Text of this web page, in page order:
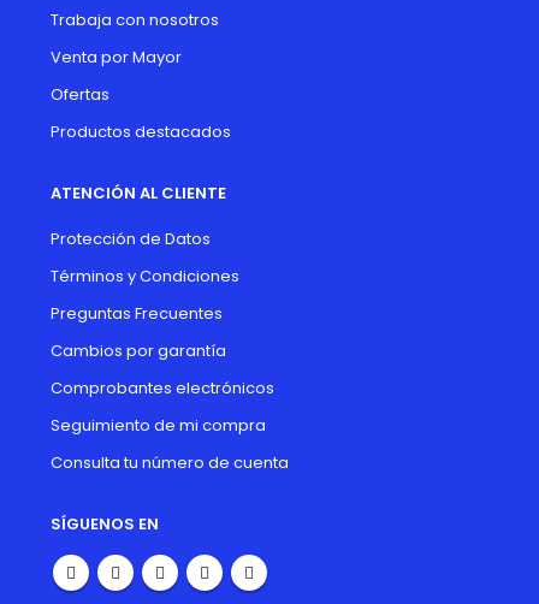
Trabaja con nosotros
Venta por Mayor
Ofertas
Productos destacados
ATENCIÓN AL CLIENTE
Protección de Datos
Términos y Condiciones
Preguntas Frecuentes
Cambios por garantía
Comprobantes electrónicos
Seguimiento de mi compra
Consulta tu número de cuenta
SÍGUENOS EN